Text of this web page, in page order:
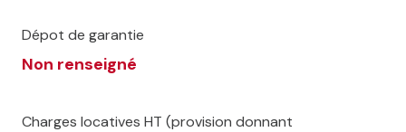
Dépot de garantie
Non renseigné
Charges locatives HT (provision donnant